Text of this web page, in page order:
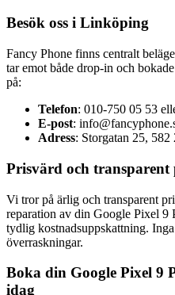
Besök oss i Linköping
Fancy Phone finns centralt
tar emot både drop-in och
på:
Telefon: 010-750 05 53
E-post:
Adress: Storgatan 25,
Prisvärd och transparent
Vi tror på ärlig och transparent
reparation av din Google Pixel
tydlig kostnadsuppskattning.
överraskningar.
Boka din Google Pixel 9
idag